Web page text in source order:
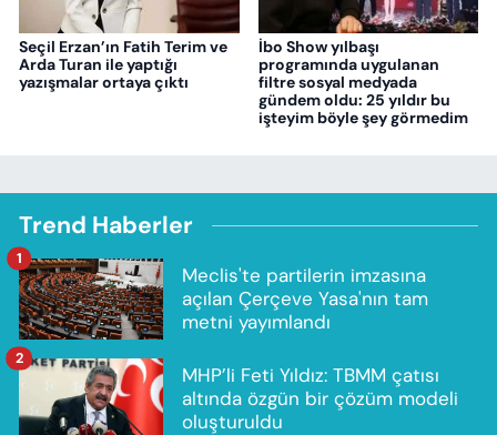
Seçil Erzan’ın Fatih Terim ve
Arda Turan ile yaptığı
yazışmalar ortaya çıktı
İbo Show yılbaşı
programında uygulanan
filtre sosyal medyada
gündem oldu: 25 yıldır bu
işteyim böyle şey görmedim
Trend Haberler
Meclis'te partilerin imzasına
açılan Çerçeve Yasa'nın tam
metni yayımlandı
1
MHP’li Feti Yıldız: TBMM çatısı
altında özgün bir çözüm modeli
oluşturuldu
2